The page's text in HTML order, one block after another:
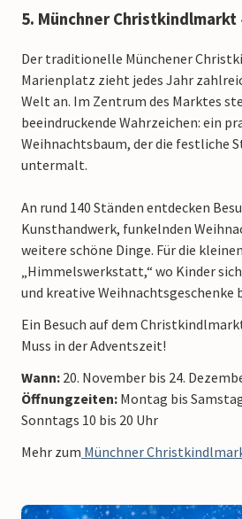
5. Münchner Christkindlmarkt
Der traditionelle Münchener
Marienplatz zieht jedes Jahr
Welt an. Im Zentrum des Marktes
beeindruckende Wahrzeichen: ein
Weihnachtsbaum, der die festliche
untermalt.
An rund 140 Ständen entdecken
Kunsthandwerk, funkelnden
weitere schöne Dinge. Für die
„Himmelswerkstatt,“ wo Kinder
und kreative Weihnachtsgeschenke
Ein Besuch auf dem
Muss in der Adventszeit!
Wann: 20. November bis 24.
Öffnungzeiten: Montag bis
Sonntags 10 bis 20 Uhr
Mehr zum Münchner